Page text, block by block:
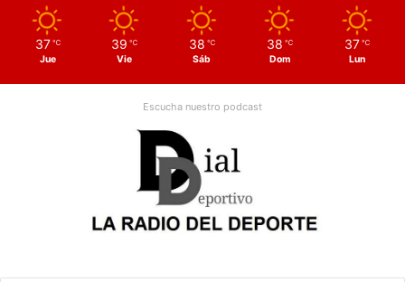
37 ℃
Jue
39 ℃
Vie
38 ℃
Sáb
38 ℃
Dom
37 ℃
Lun
Escucha nuestro podcast